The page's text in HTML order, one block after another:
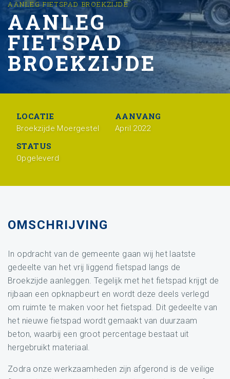
AANLEG FIETSPAD BROEKZIJDE
AANLEG
FIETSPAD
BROEKZIJDE
LOCATIE
Broekzijde Moergestel
AANVANG
April 2022
STATUS
Opgeleverd
OMSCHRIJVING
In opdracht van de gemeente gaan wij het laatste
gedeelte van het vrij liggend fietspad langs de
Broekzijde aanleggen. Tegelijk met het fietspad krijgt de
rijbaan een opknapbeurt en wordt deze deels verlegd
om ruimte te maken voor het fietspad. Dit gedeelte van
het nieuwe fietspad wordt gemaakt van duurzaam
beton, waarbij een groot percentage bestaat uit
hergebruikt materiaal.
Zodra onze werkzaamheden zijn afgerond is de veilige